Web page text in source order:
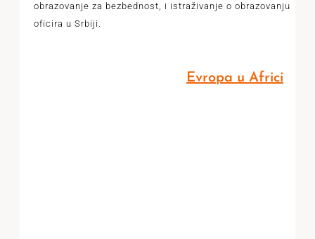
obrazovanje za bezbednost, i istraživanje o obrazovanju
oficira u Srbiji.
Evropa u Africi